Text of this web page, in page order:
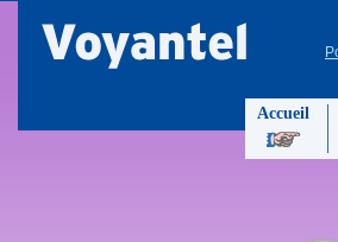
Accueil